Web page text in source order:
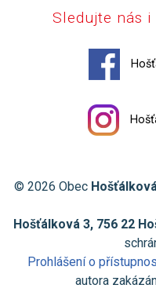
Sledujte nás
© 2026 Obec
Hošťálková 3, 756 22
Prohlášení o
autora